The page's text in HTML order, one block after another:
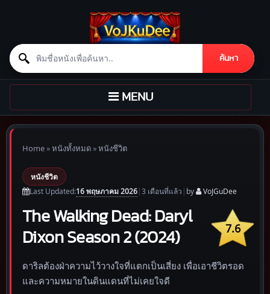
Search for:
ค้นหา
Skip to content
TOGGLE
NAVIGATION
MENU
Home»หนังทั้งหมด»หนังชีวิต
หนังชีวิต
Last Updated:16 พฤษภาคม 2026|3 เดือนที่แล้ว | by VoJGuDee
7.6
The Walking Dead: Daryl
Dixon Season 2 (2024)
ดาริลต้องฝ่าความไว้วางใจที่แตกเป็นเสี่ยง เพื่อเอาชีวิตรอด
และความหมายในดินแดนที่ไม่เคยใจดี